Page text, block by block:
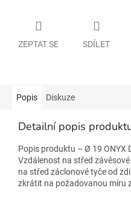
ZEPTAT SE SDÍLET
Popis Diskuze
Detailní popis
Popis produktu – Ø 19 ONYX
Vzdálenost na střed
na střed záclonové tyče od
zkrátit na požadovanou míru